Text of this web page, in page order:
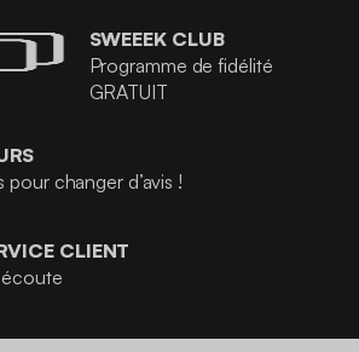
SWEEEK CLUB
Programme de fidélité
GRATUIT
pour changer d’avis !
CLIENT